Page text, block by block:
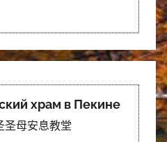
храм в Пекине
圣母安息教堂